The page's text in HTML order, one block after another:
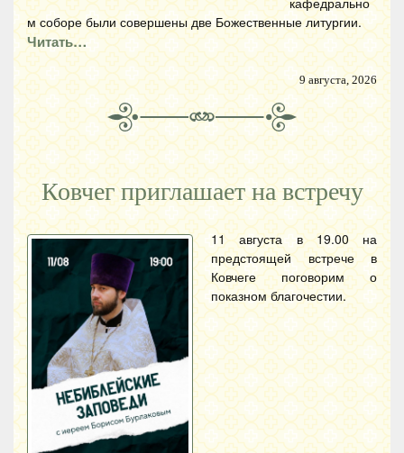
м соборе были совершены две Божественные литургии.
Читать…
9 августа, 2026
Ковчег приглашает на встречу
11 августа в 19.00 на
предстоящей встрече в
Ковчеге поговорим о
показном благочестии.